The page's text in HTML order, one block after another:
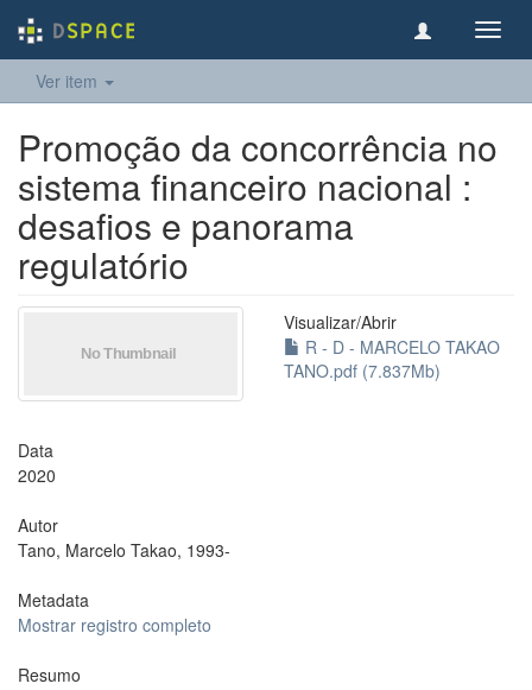
Ver item
Promoção da concorrência no
sistema financeiro nacional :
desafios e panorama
regulatório
Visualizar/Abrir
R - D - MARCELO TAKAO
TANO.pdf (7.837Mb)
Data
2020
Autor
Tano, Marcelo Takao, 1993-
Metadata
Mostrar registro completo
Resumo